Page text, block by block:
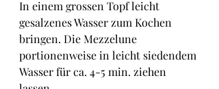
In einem grossen Topf leicht
gesalzenes Wasser zum Kochen
bringen. Die Mezzelune
portionenweise in leicht siedendem
Wasser für ca. 4-5 min. ziehen